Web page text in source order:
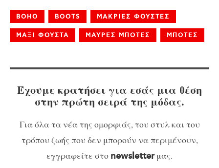
BOHO BOOTS ΜΑΚΡΙΕΣ ΦΟΥΣΤΕΣ
ΜΑΞΙ ΦΟΥΣΤΑ ΜΑΥΡΕΣ ΜΠΟΤΕΣ ΜΠΟΤΕΣ
Έχουμε κρατήσει για εσάς μια θέση
στην πρώτη σειρά της μόδας.
Για όλα τα νέα της ομορφιάς, του στυλ και του
τρόπου ζωής που δεν μπορούν να περιμένουν,
εγγραφείτε στο newsletterμας.